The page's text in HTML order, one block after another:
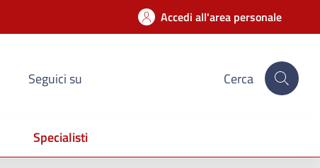
Accedi all'area personale
Seguici su Cerca
Specialisti